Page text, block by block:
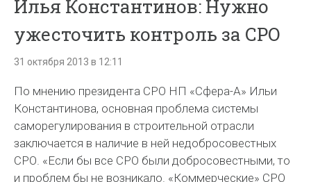
Илья Константинов: Нужно
ужесточить контроль за СРО
31 октября 2013 в 12:11
По мнению президента СРО НП «Сфера-А» Ильи
Константинова, основная проблема системы
саморегулирования в строительной отрасли
заключается в наличие в ней недобросовестных
СРО. «Если бы все СРО были добросовестными, то
и проблем бы не возникало. «Коммерческие» СРО